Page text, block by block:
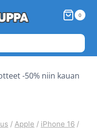
0
-50% niin kauan
/ Apple / iPhone 16 /